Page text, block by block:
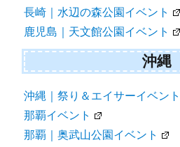
長崎｜水辺の森公園イベント
鹿児島｜天文館公園イベント
沖縄
沖縄｜祭り＆エイサーイベント
那覇イベント
那覇｜奥武山公園イベント